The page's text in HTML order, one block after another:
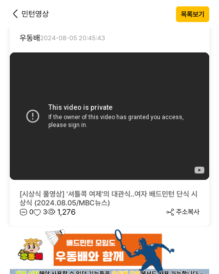
민턴영상 목록보기
우동배2024-08-05 20:45:43
[시상식 풀영상] '셔틀콕 여제'의 대관식‥여자 배드민턴 단식 시
상식 (2024.08.05/MBC뉴스)
0 3 1,276 주소복사